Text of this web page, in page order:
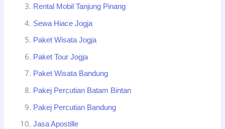
Rental Mobil Tanjung Pinang
Sewa Hiace Jogja
Paket Wisata Jogja
Paket Tour Jogja
Paket Wisata Bandung
Pakej Percutian Batam Bintan
Pakej Percutian Bandung
Jasa Apostille